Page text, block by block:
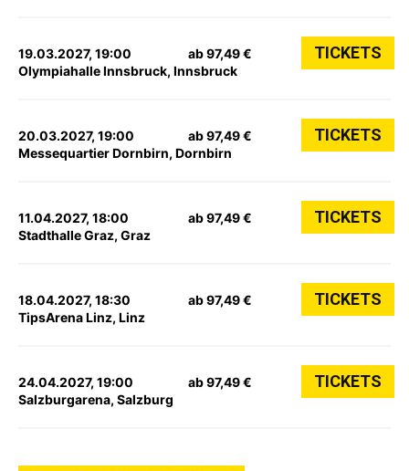
19.03.2027, 19:00
Olympiahalle Innsbruck, Innsbruck
ab 97,49 € TICKETS
20.03.2027, 19:00
Messequartier Dornbirn, Dornbirn
ab 97,49 € TICKETS
11.04.2027, 18:00
Stadthalle Graz, Graz
ab 97,49 € TICKETS
18.04.2027, 18:30
TipsArena Linz, Linz
ab 97,49 € TICKETS
24.04.2027, 19:00
Salzburgarena, Salzburg
ab 97,49 € TICKETS